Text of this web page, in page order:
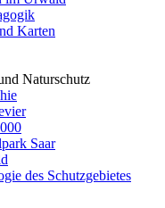
Karten
Naturschutz
Saar
des Schutzgebietes